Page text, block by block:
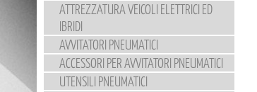
ATTREZZATURA VEICOLI ELETTRICI ED
IBRIDI
AVVITATORI PNEUMATICI
ACCESSORI PER AVVITATORI PNEUMATICI
UTENSILI PNEUMATICI